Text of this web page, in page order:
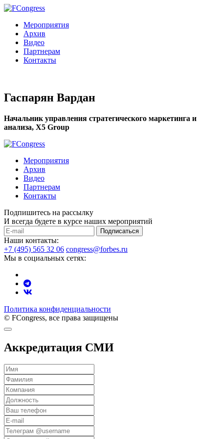
Мероприятия
Архив
Видео
Партнерам
Контакты
Гаспарян Вардан
Начальник управления стратегического маркетинга и
анализа, X5 Group
Мероприятия
Архив
Видео
Партнерам
Контакты
Подпишитесь на рассылку
И всегда будете в курсе наших мероприятий
Подписаться
Наши контакты:
+7 (495) 565 32 06 congress@forbes.ru
Мы в социальных сетях:
Политика конфиденциальности
© FCongress, все права защищены
Аккредитация СМИ